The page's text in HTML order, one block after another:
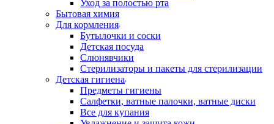
Уход за полостью рта
Бытовая химия
Для кормления
Бутылочки и соски
Детская посуда
Слюнявчики
Стерилизаторы и пакеты для стерилизации
Детская гигиена
Предметы гигиены
Салфетки, ватные палочки, ватные диски
Все для купания